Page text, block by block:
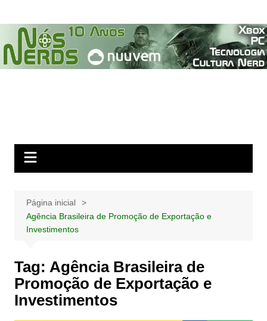
para
conteúdo
Página inicial
Agência Brasileira de Promoção de Exportação e
Investimentos
Tag: Agência Brasileira de
Promoção de Exportação e
Investimentos